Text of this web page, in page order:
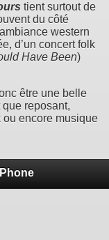
tient surtout de
du côté
western
d’un concert folk
Have Been)
être une belle
reposant,
ou encore musique